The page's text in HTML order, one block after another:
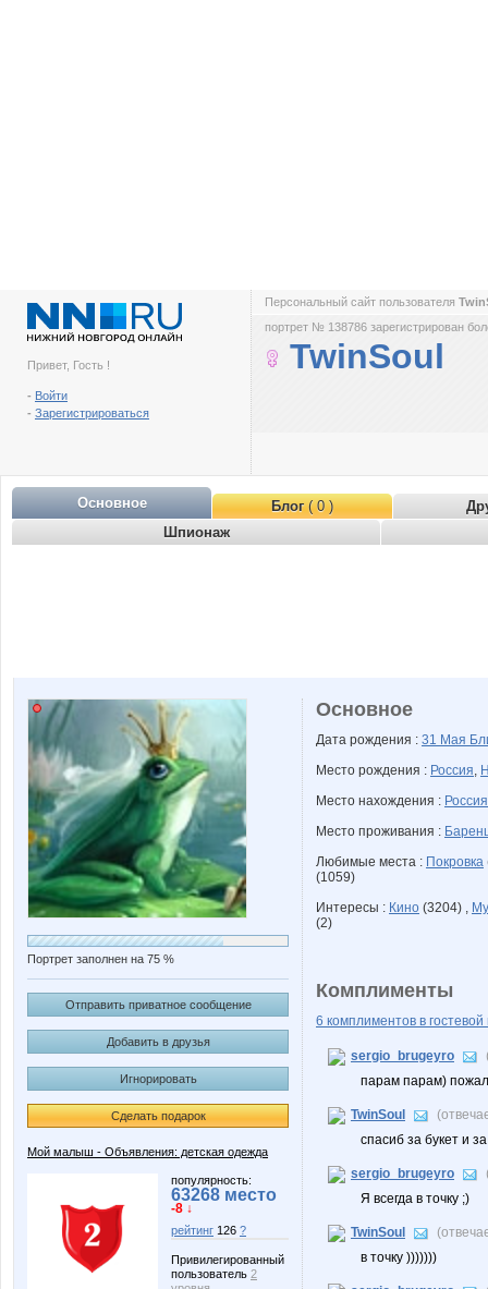
Привет, Гость !
- Войти
- Зарегистрироваться
Персональный сайт пользователя
портрет № 138786 зарегистрирован
TwinSoul
Основное Блог( 0 )
Шпионаж
Портрет заполнен на 75 %
Отправить приватное сообщение
Добавить в друзья
Игнорировать
Сделать подарок
Мой малыш - Объявления: детская одежда
популярность:
63268 место
-8 ↓
рейтинг 126 ?
Привилегированный
пользователь 2
Основное
Дата рождения : 31 Мая
Место рождения : Россия,
Место нахождения : Россия
Место проживания :
Любимые места : Покровка
(1059)
Интересы : Кино (3204) ,
(2)
Комплименты
6 комплиментов в гостевой
sergio_brugeyro
парам парам)
TwinSoul
спасиб за букет и
sergio_brugeyro
Я всегда в точку ;)
TwinSoul
в точку )))))))